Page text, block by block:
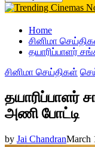
Home
சினிமா
தயாரிப்பாளர்
சினிமா செய்திகள்
தயாரிப்பாளர்
அணி போட்டி
by Jai ChandranMarch